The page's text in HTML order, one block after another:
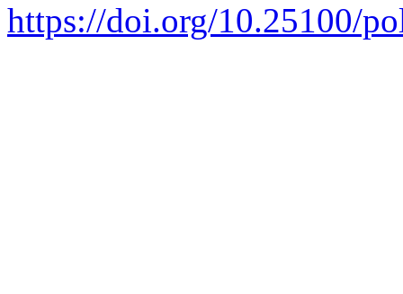
https://doi.org/10.25100/